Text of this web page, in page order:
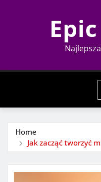
Home
Jak zacząć tworzyć